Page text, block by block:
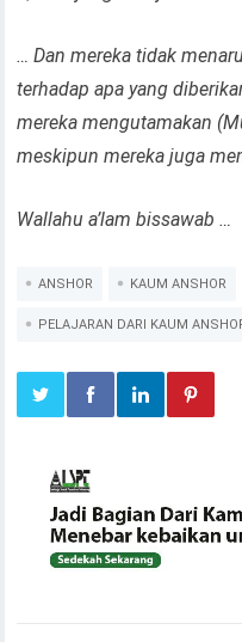
… Dan mereka tidak
terhadap apa yang
mereka mengutamakan
meskipun mereka juga
Wallahu a’lam bissawab …
ANSHOR KAUM ANSHOR
PELAJARAN DARI KAUM